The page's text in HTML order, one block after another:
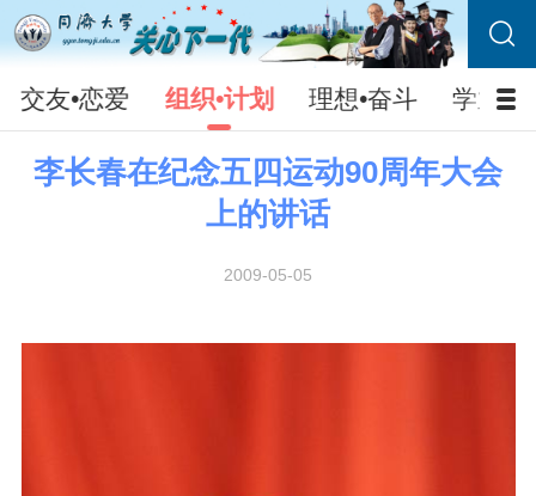
交友•恋爱 组织•计划 理想•奋斗 学业•
李长春在纪念五四运动90周年大会
上的讲话
2009-05-05